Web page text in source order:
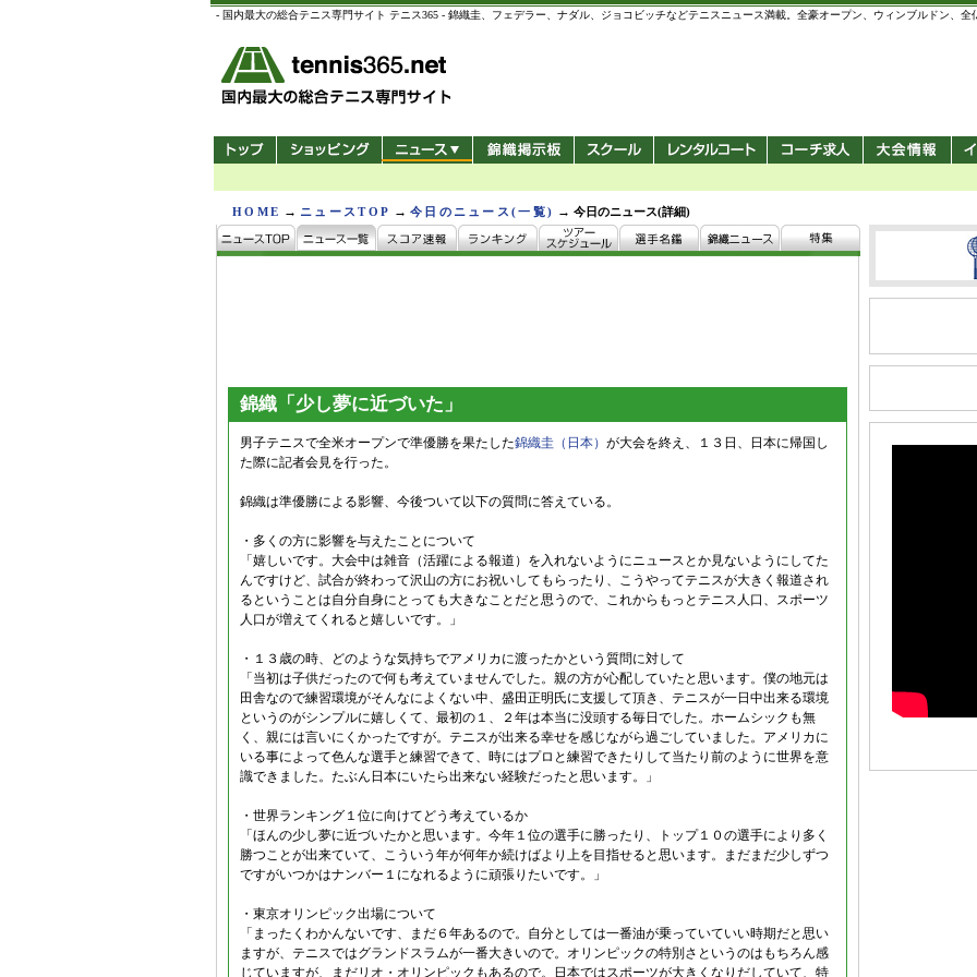
- 国内最大の総合テニス専門サイト テニス365 - 錦織圭、フェデラー、ナダル、ジョコビッチなどテニスニュース満載。全豪オープン、ウィンブルドン、全
HOME → ニュースTOP →今日のニュース(一覧) →今日のニュース(詳細)
錦織「少し夢に近づいた」
男子テニスで全米オープンで準優勝を果たした錦織圭（日本） が大会を終え、１３日、日本に帰国し
た際に記者会見を行った。
錦織は準優勝による影響、今後ついて以下の質問に答えている。
・多くの方に影響を与えたことについて
「嬉しいです。大会中は雑音（活躍による報道）を入れないようにニュースとか見ないようにしてた
んですけど、試合が終わって沢山の方にお祝いしてもらったり、こうやってテニスが大きく報道され
るということは自分自身にとっても大きなことだと思うので、これからもっとテニス人口、スポーツ
人口が増えてくれると嬉しいです。」
・１３歳の時、どのような気持ちでアメリカに渡ったかという質問に対して
「当初は子供だったので何も考えていませんでした。親の方が心配していたと思います。僕の地元は
田舎なので練習環境がそんなによくない中、盛田正明氏に支援して頂き、テニスが一日中出来る環境
というのがシンプルに嬉しくて、最初の１、２年は本当に没頭する毎日でした。ホームシックも無
く、親には言いにくかったですが。テニスが出来る幸せを感じながら過ごしていました。アメリカに
いる事によって色んな選手と練習できて、時にはプロと練習できたりして当たり前のように世界を意
識できました。たぶん日本にいたら出来ない経験だったと思います。」
・世界ランキング１位に向けてどう考えているか
「ほんの少し夢に近づいたかと思います。今年１位の選手に勝ったり、トップ１０の選手により多く
勝つことが出来ていて、こういう年が何年か続けばより上を目指せると思います。まだまだ少しずつ
ですがいつかはナンバー１になれるように頑張りたいです。」
・東京オリンピック出場について
「まったくわかんないです、まだ６年あるので。自分としては一番油が乗っていていい時期だと思い
ますが、テニスではグランドスラムが一番大きいので。オリンピックの特別さというのはもちろん感
じていますが、まだリオ・オリンピックもあるので。日本ではスポーツが大きくなりだしていて、特